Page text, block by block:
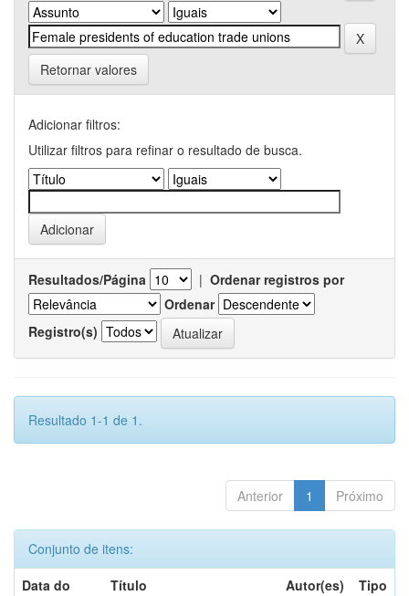
Retornar valores
Adicionar filtros:
Utilizar filtros para refinar o resultado de busca.
Resultados/Página | Ordenar registros por
Ordenar
Registro(s)
Resultado 1-1 de 1.
Anterior 1 Próximo
Conjunto de itens:
Data do
Título Autor(es) Tipo